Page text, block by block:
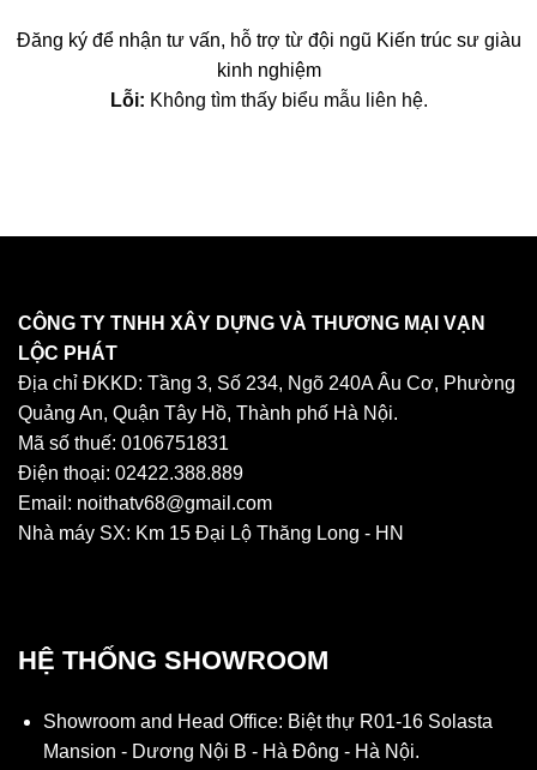
Đăng ký để nhận tư vấn, hỗ trợ từ đội ngũ Kiến trúc sư giàu
kinh nghiệm
Lỗi: Không tìm thấy biểu mẫu liên hệ.
CÔNG TY TNHH XÂY DỰNG VÀ THƯƠNG MẠI VẠN
LỘC PHÁT
Địa chỉ ĐKKD: Tầng 3, Số 234, Ngõ 240A Âu Cơ, Phường
Quảng An, Quận Tây Hồ, Thành phố Hà Nội.
Mã số thuế: 0106751831
Điện thoại: 02422.388.889
Email: noithatv68@gmail.com
Nhà máy SX: Km 15 Đại Lộ Thăng Long - HN
HỆ THỐNG SHOWROOM
Showroom and Head Office: Biệt thự R01-16 Solasta
Mansion - Dương Nội B - Hà Đông - Hà Nội.